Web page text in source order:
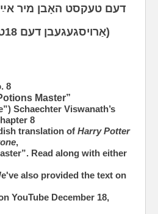
ד‫עם טעקסט האָבן מיר
8
Master”
Schaechter Viswanath’s
8
translation of Harry Potter
,
Read along with either
also provided the text on
YouTube December 18,